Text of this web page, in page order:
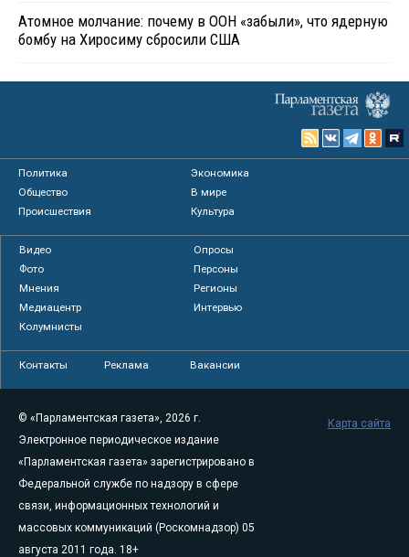
Атомное молчание: почему в ООН «забыли», что ядерную
бомбу на Хиросиму сбросили США
Политика
Экономика
Общество
В мире
Происшествия
Культура
Видео
Опросы
Фото
Персоны
Мнения
Регионы
Медиацентр
Интервью
Колумнисты
Контакты Реклама Вакансии
© «Парламентская газета», 2026 г.
Электронное периодическое издание
«Парламентская газета» зарегистрировано в
Федеральной службе по надзору в сфере
связи, информационных технологий и
массовых коммуникаций (Роскомнадзор) 05
августа 2011 года. 18+
Карта сайта